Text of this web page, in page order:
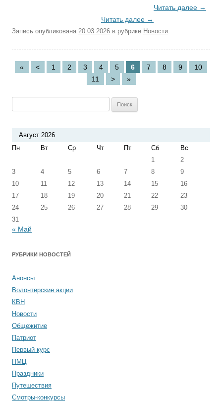
Читать далее →
Читать далее →
Запись опубликована 20.03.2026 в рубрике Новости.
« < 1 2 3 4 5 6 7 8 9
10
11
> »
Август 2026
Пн
Вт Ср Чт Пт Сб
Вс
1
2
3
4 5 6 7 8
9
10
11 12 13 14 15
16
17
18 19 20 21 22
23
24
25 26 27 28 29
30
31
« Май
РУБРИКИ НОВОСТЕЙ
Анонсы
Волонтерские акции
КВН
Новости
Общежитие
Патриот
Первый курс
ПМЦ
Праздники
Путешествия
Смотры-конкурсы